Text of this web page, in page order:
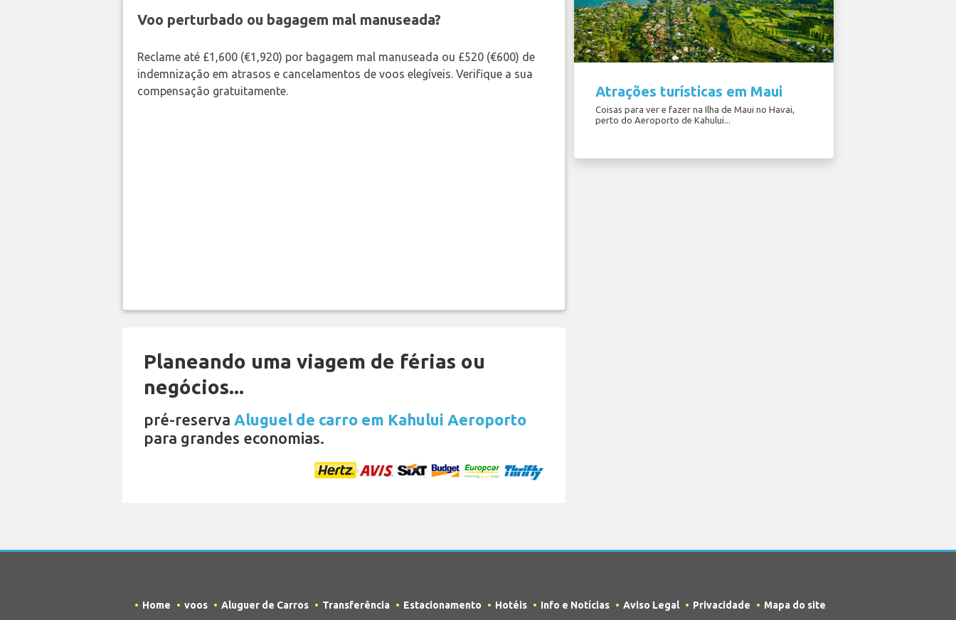
Voo perturbado ou bagagem mal manuseada?
Reclame até £1,600 (€1,920) por bagagem mal manuseada ou £520 (€600) de
indemnização em atrasos e cancelamentos de voos elegíveis. Verifique a sua
compensação gratuitamente.
Planeando uma viagem de férias ou
negócios...
pré-reserva Aluguel de carro em Kahului Aeroporto
para grandes economias.
Atrações turísticas em Maui
Coisas para ver e fazer na Ilha de Maui no Havai,
perto do Aeroporto de Kahului...
Home voos Aluguer de Carros Transferência Estacionamento Hotéis Info e Notícias Aviso Legal Privacidade Mapa do site